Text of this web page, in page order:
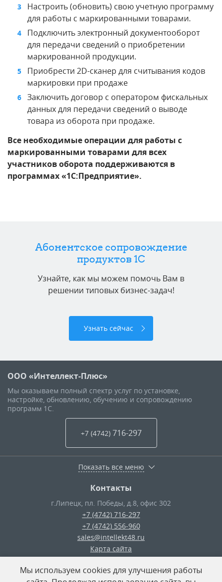
Настроить (обновить) свою учетную программу
для работы с маркированными товарами.
Подключить электронный документооборот
для передачи сведений о приобретении
маркированной продукции.
Приобрести 2D-сканер для считывания кодов
маркировки при продаже
Заключить договор с оператором фискальных
данных для передачи сведений о выводе
товара из оборота при продаже.
Все необходимые операции для работы с
маркированными товарами для всех
участников оборота поддерживаются в
программах «1С:Предприятие».
Абонентское сопровождение
продуктов 1C
Узнайте, как мы можем помочь Вам в
решении типовых бизнес-задач!
Узнать сейчас
ООО «Интеллект-Плюс»
Мы оказываем полный спектр услуг по установке,
настройке, обновлению, обучению и сопровождению
программ 1С.
+7 (4742) 716-297
Показать все меню
Контакты
г.Липецк пл. Победы, д.8, офис 302
+7 (4742) 716-297
+7 (4742) 556-960
sales@intellekt48.ru
Карта сайта
© ООО «Интеллект-Плюс»— 2026
Мы используем cookies для улучшения работы